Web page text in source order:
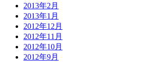
2013年2月
2013年1月
2012年12月
2012年11月
2012年10月
2012年9月